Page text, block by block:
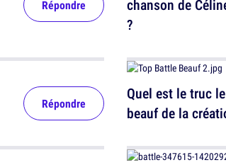
Répondre
Répondre
chanson de
?
Quel est le truc
beauf de la